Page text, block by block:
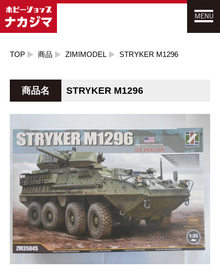
TOP 商品 ZIMIMODEL STRYKER M1296
商品名 STRYKER M1296